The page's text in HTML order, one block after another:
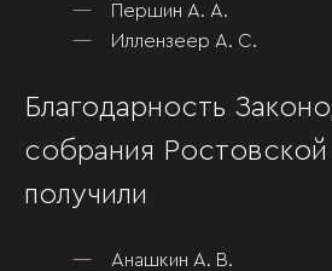
Першин А. А.
Иллензеер А. С.
Благодарность
собрания Ростовской
получили
Анашкин А. В.